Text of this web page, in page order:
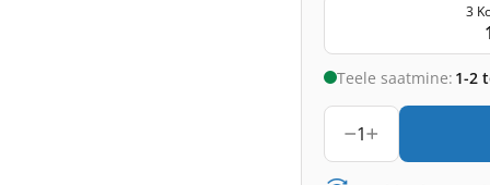
3
Teele saatmine: 1-2
1